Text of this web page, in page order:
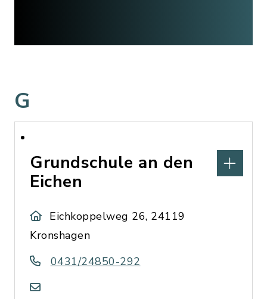
G
Grundschule an den
Eichen
Eichkoppelweg 26, 24119
Kronshagen
0431/24850-292